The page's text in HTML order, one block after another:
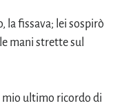
la fissava; lei sospirò
mani strette sul
mio ultimo ricordo di